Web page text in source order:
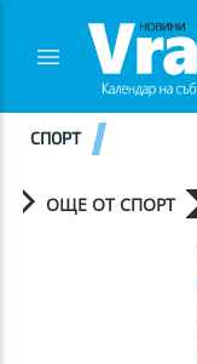
СПОРТ
ОЩЕ ОТ СПОРТ